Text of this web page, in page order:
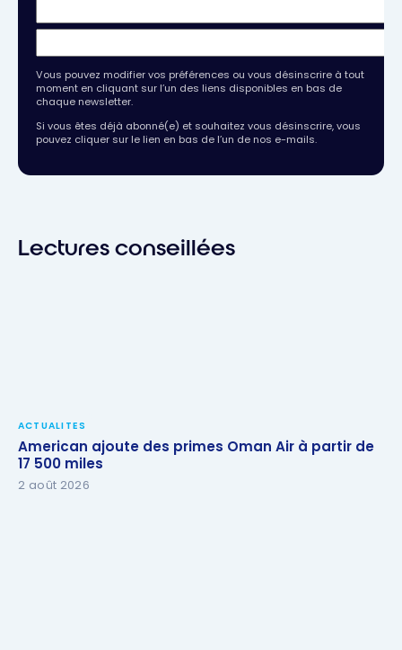
Vous pouvez modifier vos préférences ou vous désinscrire à tout
moment en cliquant sur l’un des liens disponibles en bas de
chaque newsletter.
Si vous êtes déjà abonné(e) et souhaitez vous désinscrire, vous
pouvez cliquer sur le lien en bas de l’un de nos e-mails.
Lectures conseillées
ACTUALITES
American ajoute des primes Oman Air à partir de
17 500 miles
2 août 2026